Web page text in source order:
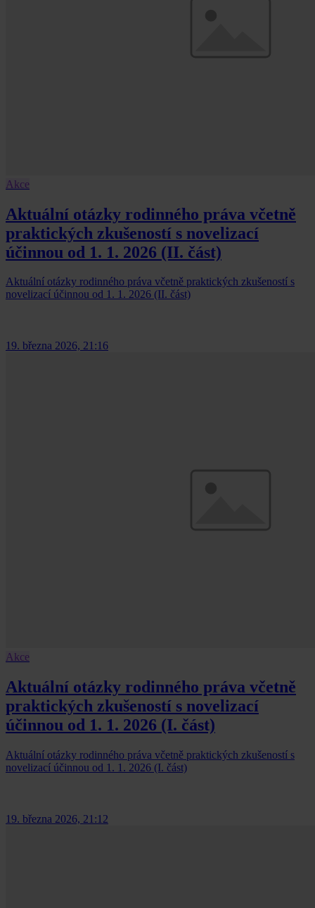
Akce
Aktuální otázky rodinného práva včetně
praktických zkušeností s novelizací
účinnou od 1. 1. 2026 (II. část)
Aktuální otázky rodinného práva včetně praktických zkušeností s
novelizací účinnou od 1. 1. 2026 (II. část)
19. března 2026, 21:16
Akce
Aktuální otázky rodinného práva včetně
praktických zkušeností s novelizací
účinnou od 1. 1. 2026 (I. část)
Aktuální otázky rodinného práva včetně praktických zkušeností s
novelizací účinnou od 1. 1. 2026 (I. část)
19. března 2026, 21:12